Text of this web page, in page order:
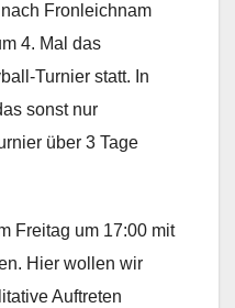
Fronleichnam
4. Mal das
Turnier statt. In
sonst nur
über 3 Tage
Freitag um 17:00 mit
Hier wollen wir
Auftreten